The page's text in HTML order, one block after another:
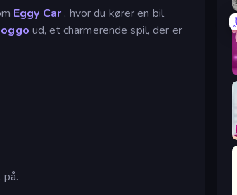
Eggy Car , hvor du kører en bil
ud, et charmerende spil, der er